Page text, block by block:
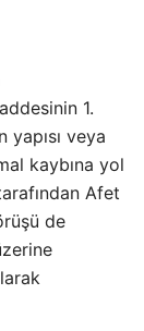
1.
yapısı veya
kaybına yol
Afet
de